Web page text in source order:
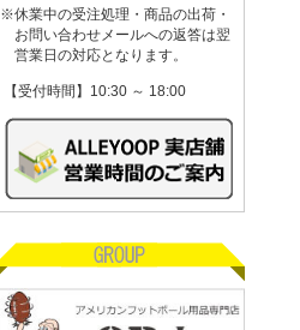
※休業中の受注処理・商品の出荷・
お問い合わせメールへの返答は翌
営業日の対応となります。
【受付時間】10:30 ～ 18:00